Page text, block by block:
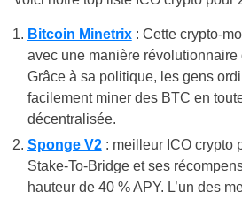
Bitcoin Minetrix: Cette crypto-
avec une manière révolutionnaire
Grâce à sa politique, les gens
facilement miner des BTC en
décentralisée.
Sponge V2: meilleur ICO crypto
Stake-To-Bridge et ses
hauteur de 40 % APY. L’un des